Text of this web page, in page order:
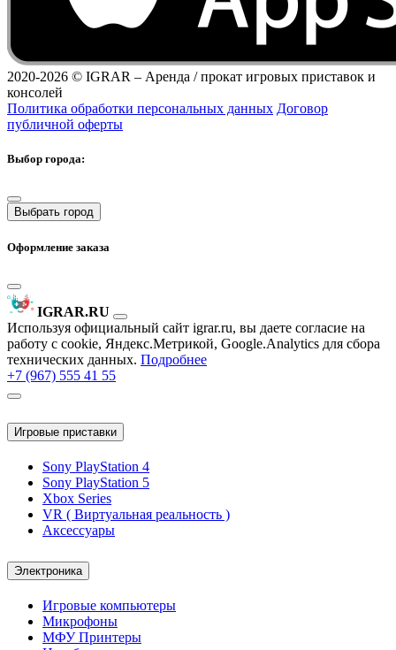
2020-2026 © IGRAR – Аренда / прокат игровых приставок и
консолей
Политика обработки персональных данных Договор
публичной оферты
Выбор города:
Выбрать город
Оформление заказа
IGRAR.RU
Используя официальный сайт igrar.ru, вы даете согласие на
работу с cookie, Яндекс.Метрикой, Google.Analytics для сбора
технических данных. Подробнее
+7 (967) 555 41 55
Игровые приставки
Sony PlayStation 4
Sony PlayStation 5
Xbox Series
VR ( Виртуальная реальность )
Аксессуары
Электроника
Игровые компьютеры
Микрофоны
МФУ Принтеры